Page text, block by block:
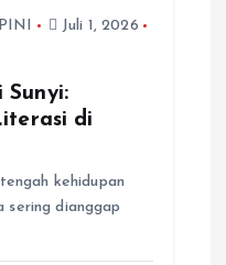
Juli 1, 2026
Sunyi:
di
kehidupan
sering dianggap